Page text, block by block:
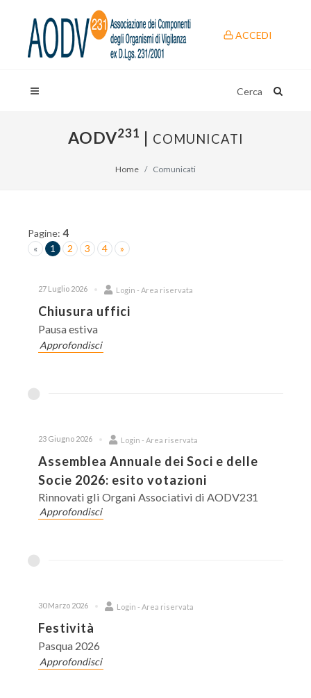
ACCEDI
Cerca
AODV231 | COMUNICATI
Home Comunicati
Pagine: 4
« 1 2 3 4 »
27 Luglio 2026 Login - Area riservata
Chiusura uffici
Pausa estiva
Approfondisci
23 Giugno 2026 Login - Area riservata
Assemblea Annuale dei Soci e delle
Socie 2026: esito votazioni
Rinnovati gli Organi Associativi di AODV231
Approfondisci
30 Marzo 2026 Login - Area riservata
Festività
Pasqua 2026
Approfondisci